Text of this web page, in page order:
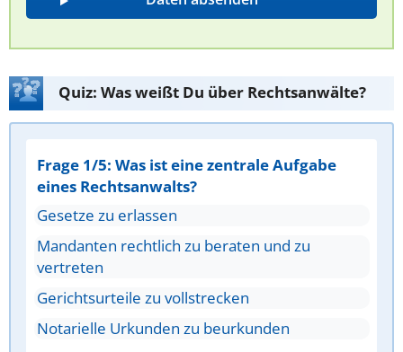
Quiz: Was weißt Du über Rechtsanwälte?
Frage 1/5: Was ist eine zentrale Aufgabe
eines Rechtsanwalts?
Gesetze zu erlassen
Mandanten rechtlich zu beraten und zu
vertreten
Gerichtsurteile zu vollstrecken
Notarielle Urkunden zu beurkunden